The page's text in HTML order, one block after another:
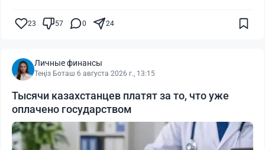
23 57 0 24
Личные финансы
Теңіз Боташ·6 августа 2026 г., 13:15
Тысячи казахстанцев платят за то, что уже
оплачено государством